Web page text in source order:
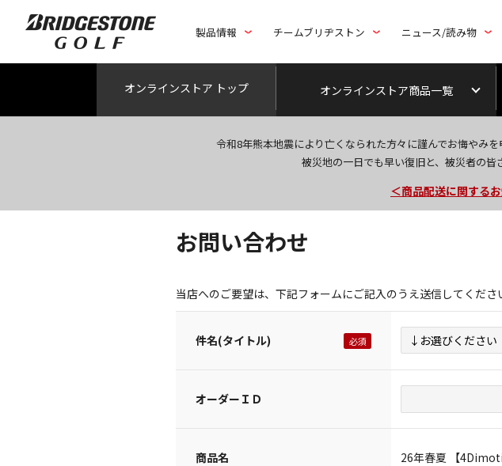
製品情報 チームブリヂストン ニュース/読み物
オンラインストア トップ オンラインストア商品一覧
令和8年熊本地震により亡くなられた方々に謹んでお悔やみ
被災地の一日でも早い復旧と、被災者の皆
今なら新規会員登録
＜商品配送に関する
＜夏季休暇中のご注
お問い合わせ
当店へのご要望は、下記フォームにご記入のうえ送信してくださ
件名(タイトル)
オーダーＩＤ
商品名
26年春夏 【